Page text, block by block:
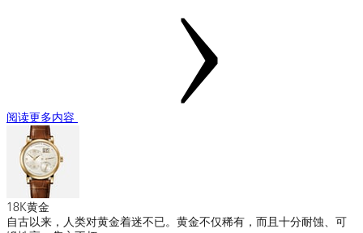
阅读更多内容
18K黄金
自古以来，人类对黄金着迷不已。黄金不仅稀有，而且十分耐蚀、可